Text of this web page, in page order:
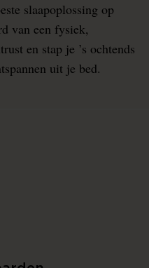
slaapoplossing op
van een fysiek,
en stap je ’s ochtends
uit je bed.